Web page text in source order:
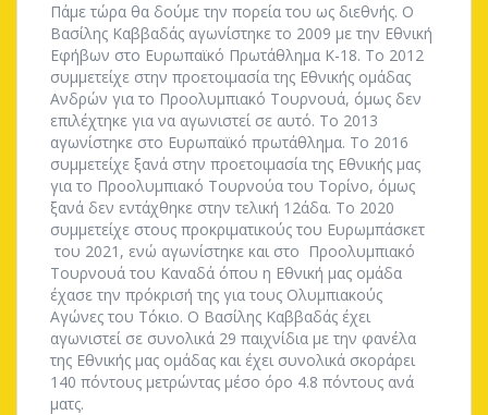
Πάμε τώρα θα δούμε την πορεία του ως διεθνής. Ο
Βασίλης Καββαδάς αγωνίστηκε το 2009 με την Εθνική
Εφήβων στο Ευρωπαϊκό Πρωτάθλημα Κ-18. Το 2012
συμμετείχε στην προετοιμασία της Εθνικής ομάδας
Ανδρών για το Προολυμπιακό Τουρνουά, όμως δεν
επιλέχτηκε για να αγωνιστεί σε αυτό. Το 2013
αγωνίστηκε στο Ευρωπαϊκό πρωτάθλημα. Το 2016
συμμετείχε ξανά στην προετοιμασία της Εθνικής μας
για το Προολυμπιακό Τουρνούα του Τορίνο, όμως
ξανά δεν εντάχθηκε στην τελική 12άδα. Το 2020
συμμετείχε στους προκριματικούς του Ευρωμπάσκετ
του 2021, ενώ αγωνίστηκε και στο Προολυμπιακό
Τουρνουά του Καναδά όπου η Εθνική μας ομάδα
έχασε την πρόκρισή της για τους Ολυμπιακούς
Αγώνες του Τόκιο. Ο Βασίλης Καββαδάς έχει
αγωνιστεί σε συνολικά 29 παιχνίδια με την φανέλα
της Εθνικής μας ομάδας και έχει συνολικά σκοράρει
140 πόντους μετρώντας μέσο όρο 4.8 πόντους ανά
ματς.